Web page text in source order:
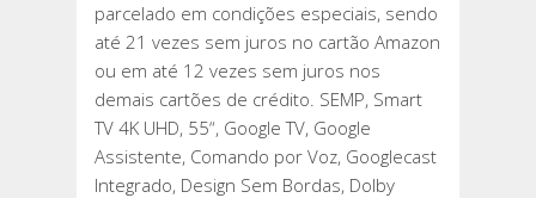
parcelado em condições especiais, sendo
até 21 vezes sem juros no cartão Amazon
ou em até 12 vezes sem juros nos
demais cartões de crédito. SEMP, Smart
TV 4K UHD, 55“, Google TV, Google
Assistente, Comando por Voz, Googlecast
Integrado, Design Sem Bordas, Dolby